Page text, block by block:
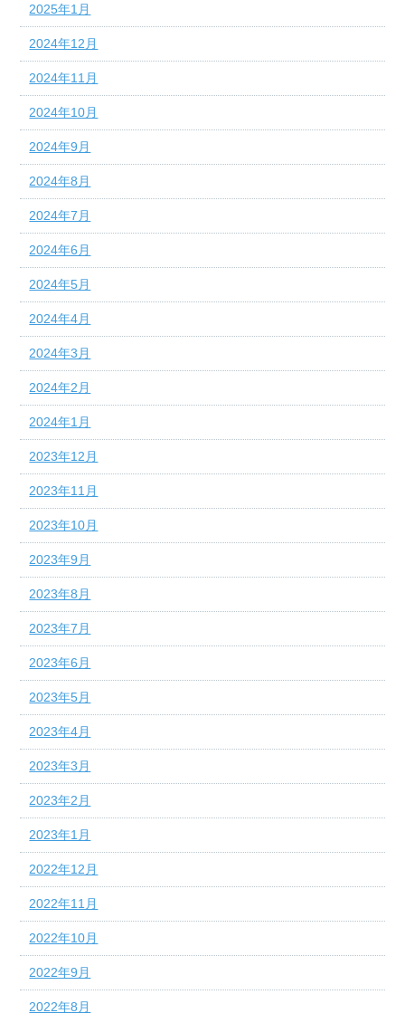
2025年1月
2024年12月
2024年11月
2024年10月
2024年9月
2024年8月
2024年7月
2024年6月
2024年5月
2024年4月
2024年3月
2024年2月
2024年1月
2023年12月
2023年11月
2023年10月
2023年9月
2023年8月
2023年7月
2023年6月
2023年5月
2023年4月
2023年3月
2023年2月
2023年1月
2022年12月
2022年11月
2022年10月
2022年9月
2022年8月